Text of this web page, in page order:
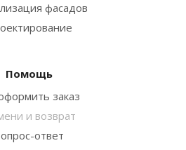
фасадов
Помощь
заказ
и возврат
ответ